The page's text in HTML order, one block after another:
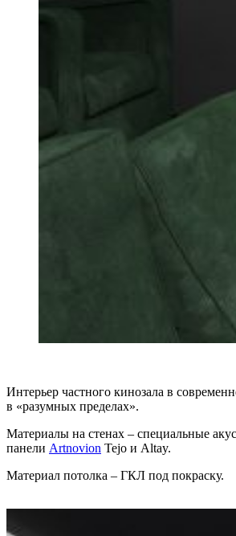
Интерьер частного кинозала в
в «разумных пределах».
Материалы на стенах – специальные
панели Artnovion Tejo и Altay.
Материал потолка – ГКЛ под покраску.